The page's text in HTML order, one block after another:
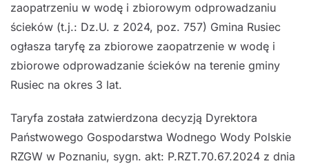
zaopatrzeniu w wodę i zbiorowym odprowadzaniu
ścieków (t.j.: Dz.U. z 2024, poz. 757) Gmina Rusiec
ogłasza taryfę za zbiorowe zaopatrzenie w wodę i
zbiorowe odprowadzanie ścieków na terenie gminy
Rusiec na okres 3 lat.
Taryfa została zatwierdzona decyzją Dyrektora
Państwowego Gospodarstwa Wodnego Wody Polskie
RZGW w Poznaniu, sygn. akt: P.RZT.70.67.2024 z dnia